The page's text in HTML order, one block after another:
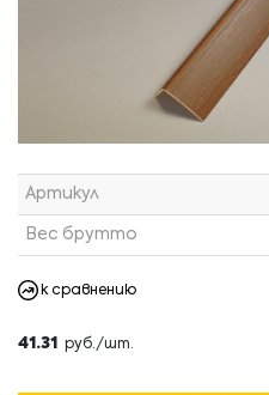
Артикул
Вес брутто
к сравнению
41.31 руб./шт.